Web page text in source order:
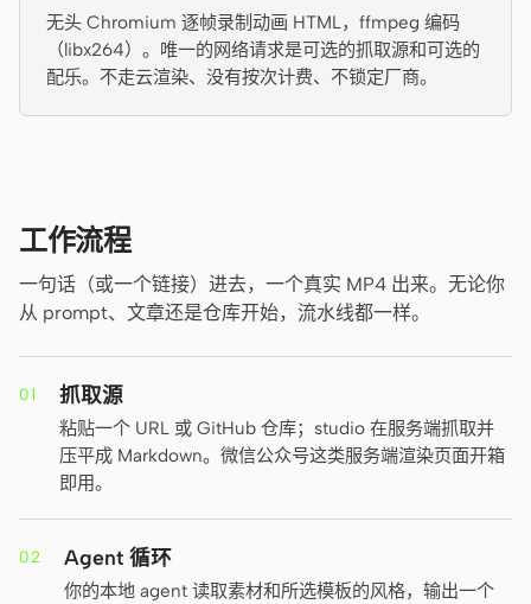
AI 线框图生成器 AI UI 生成器
AI 原型生成器 AI 落地页生成器
模板 技能
教程 比较
无头 Chromium 逐帧录制动画 HTML，ffmpeg 编码
（libx264）。唯一的网络请求是可选的抓取源和可选的
配乐。不走云渲染、没有按次计费、不锁定厂商。
工作流程
一句话（或一个链接）进去，一个真实 MP4 出来。无论你
从 prompt、文章还是仓库开始，流水线都一样。
01 抓取源
粘贴一个 URL 或 GitHub 仓库；studio 在服务端抓取并
压平成 Markdown。微信公众号这类服务端渲染页面开箱
即用。
02 Agent 循环
你的本地 agent 读取素材和所选模板的风格，输出一个